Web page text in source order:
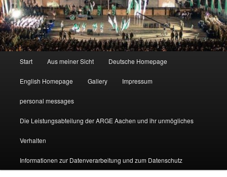
Start Aus meiner Sicht Deutsche Homepage
English Homepage Gallery Impressum
personal messages
Die Leistungsabteilung der ARGE Aachen und ihr unmögliches
Verhalten
Informationen zur Datenverarbeitung und zum Datenschutz